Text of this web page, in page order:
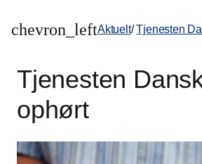
chevron_leftAktuelt/ Tjenesten
Tjenesten
ophørt